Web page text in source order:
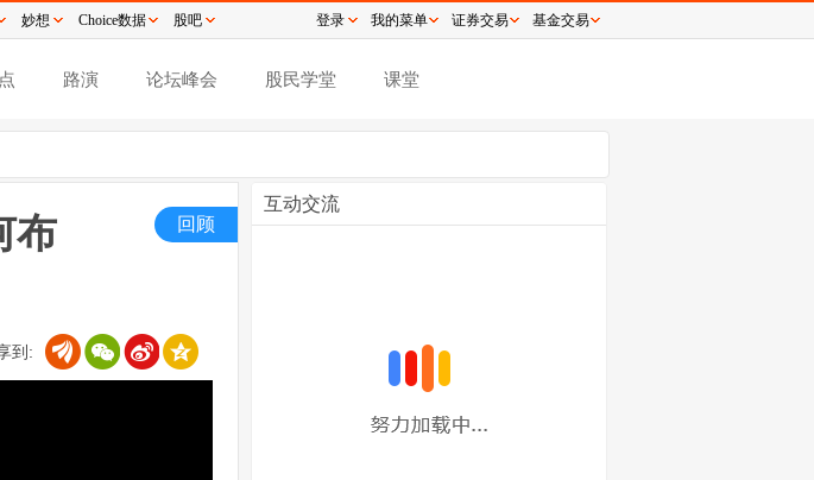
路演 论坛峰会 股民学堂 课堂
布
到:
回顾
互动交流
妙想 Choice数据 股吧 登录 我的菜单 证券交易 基金交易